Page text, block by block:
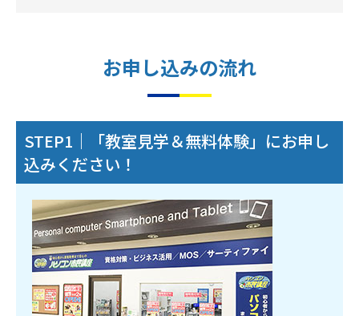
お申し込みの流れ
STEP1｜「教室見学＆無料体験」にお申し
込みください！